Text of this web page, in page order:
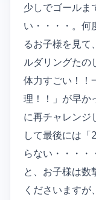
少しでゴールま
い・・・・。何
るお子様を見て
ルダリングたの
体力すごい！！
理！！」が早か
に再チャレンジ
して最後には「
らない・・・・
と、お子様は数
くださいます